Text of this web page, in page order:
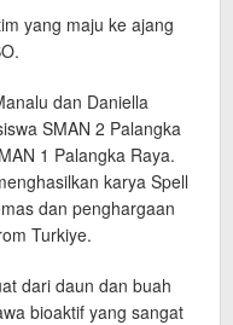
yang maju ke ajang
dan Daniella
SMAN 2 Palangka
1 Palangka Raya.
karya Spell
dan penghargaan
Turkiye.
dari daun dan buah
bioaktif yang sangat